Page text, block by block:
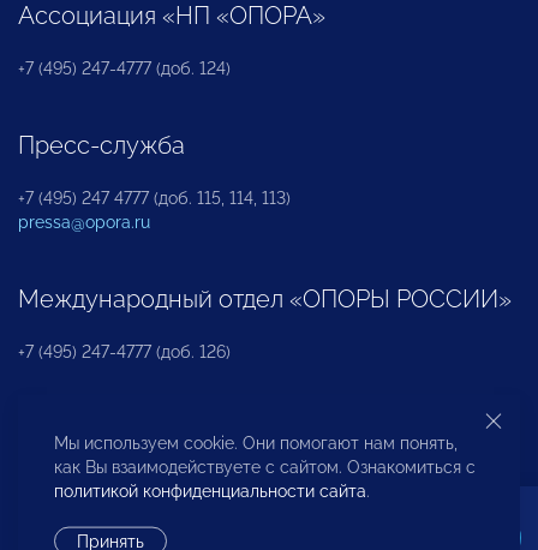
Ассоциация «НП «ОПОРА»
+7 (495) 247-4777 (доб. 124)
Пресс-служба
+7 (495) 247 4777 (доб. 115, 114, 113)
pressa@opora.ru
Международный отдел «ОПОРЫ РОССИИ»
+7 (495) 247-4777 (доб. 126)
Бюро по защите прав предпринимателей и
инвесторов
Мы используем cookie. Они помогают нам понять,
как Вы взаимодействуете с сайтом. Ознакомиться с
политикой конфиденциальности сайта.
Принять